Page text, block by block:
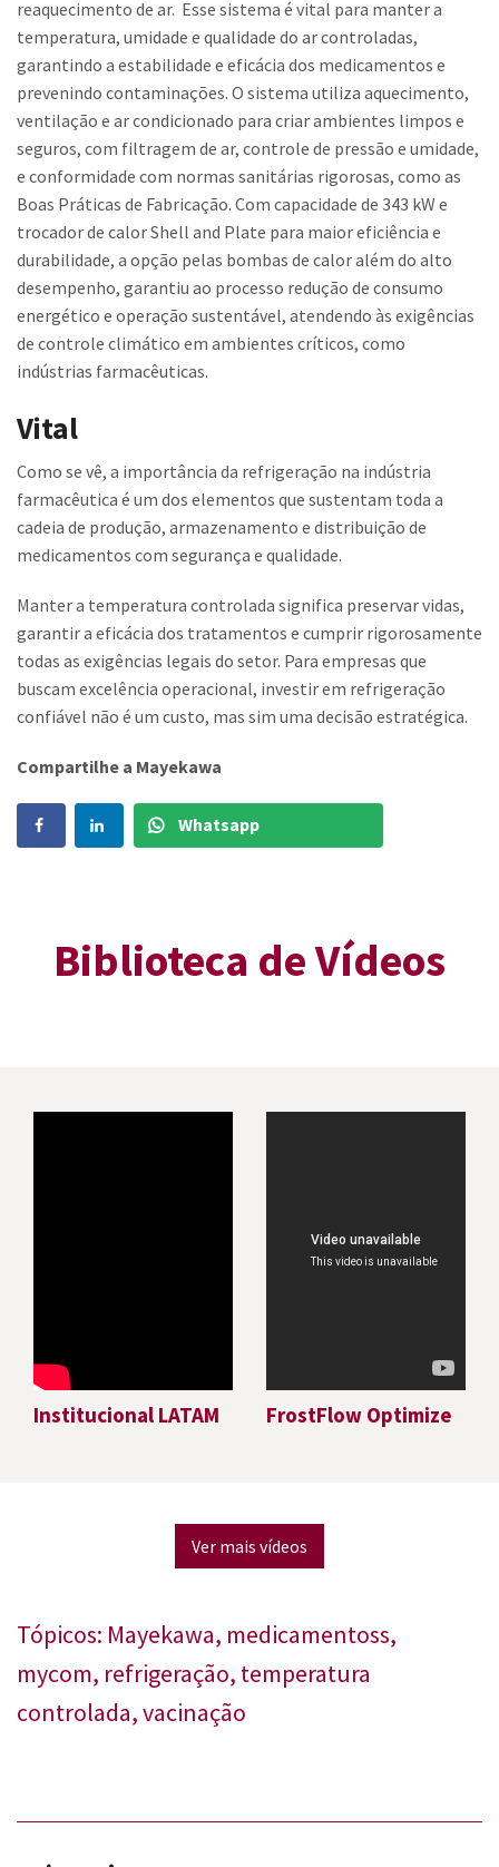
reaquecimento de ar. Esse sistema é vital para manter a
temperatura, umidade e qualidade do ar controladas,
garantindo a estabilidade e eficácia dos medicamentos e
prevenindo contaminações. O sistema utiliza aquecimento,
ventilação e ar condicionado para criar ambientes limpos e
seguros, com filtragem de ar, controle de pressão e umidade,
e conformidade com normas sanitárias rigorosas, como as
Boas Práticas de Fabricação. Com capacidade de 343 kW e
trocador de calor Shell and Plate para maior eficiência e
durabilidade, a opção pelas bombas de calor além do alto
desempenho, garantiu ao processo redução de consumo
energético e operação sustentável, atendendo às exigências
de controle climático em ambientes críticos, como
indústrias farmacêuticas.
Vital
Como se vê, a importância da refrigeração na indústria
farmacêutica é um dos elementos que sustentam toda a
cadeia de produção, armazenamento e distribuição de
medicamentos com segurança e qualidade.
Manter a temperatura controlada significa preservar vidas,
garantir a eficácia dos tratamentos e cumprir rigorosamente
todas as exigências legais do setor. Para empresas que
buscam excelência operacional, investir em refrigeração
confiável não é um custo, mas sim uma decisão estratégica.
Compartilhe a Mayekawa
Whatsapp
Biblioteca de Vídeos
Institucional LATAM FrostFlow Optimize
Ver mais vídeos
Tópicos: Mayekawa, medicamentoss,
mycom, refrigeração, temperatura
controlada,vacinação